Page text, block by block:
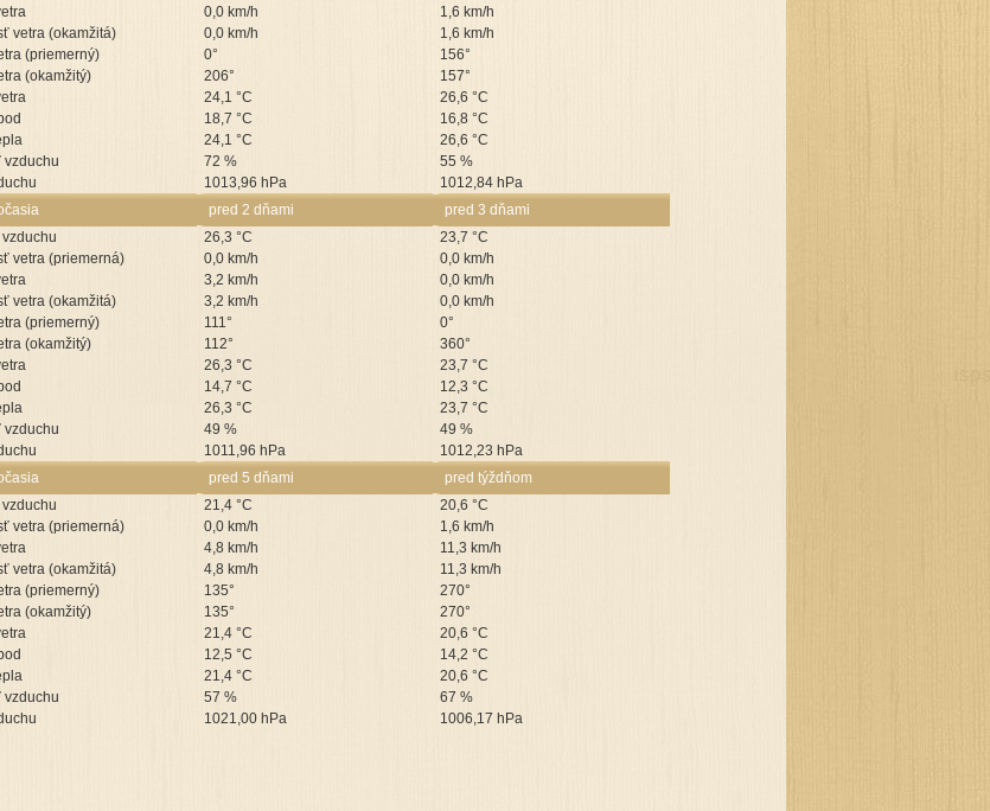
0,0 km/h
1,6 km/h
vetra (okamžitá)
0,0 km/h
1,6 km/h
(priemerný)
0°
156°
(okamžitý)
206°
157°
24,1 °C
26,6 °C
18,7 °C
16,8 °C
24,1 °C
26,6 °C
vzduchu
72 %
55 %
1013,96 hPa
1012,84 hPa
pred 2 dňami
pred 3 dňami
26,3 °C
23,7 °C
vetra (priemerná)
0,0 km/h
0,0 km/h
3,2 km/h
0,0 km/h
vetra (okamžitá)
3,2 km/h
0,0 km/h
(priemerný)
111°
0°
(okamžitý)
112°
360°
26,3 °C
23,7 °C
14,7 °C
12,3 °C
26,3 °C
23,7 °C
vzduchu
49 %
49 %
1011,96 hPa
1012,23 hPa
pred 5 dňami
pred týždňom
21,4 °C
20,6 °C
vetra (priemerná)
0,0 km/h
1,6 km/h
4,8 km/h
11,3 km/h
vetra (okamžitá)
4,8 km/h
11,3 km/h
(priemerný)
135°
270°
(okamžitý)
135°
270°
21,4 °C
20,6 °C
12,5 °C
14,2 °C
21,4 °C
20,6 °C
vzduchu
57 %
67 %
1021,00 hPa
1006,17 hPa